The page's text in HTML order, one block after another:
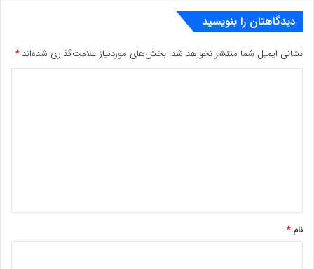
اهل تسنن تاریخ استان فارس محسوب می‌شود، سوابقی از
جمله رییس اداره فرهنگ و ارشاد اسلامی اوز، عضو هیات
اجرایی پایتخت کتاب ایران، مدرس دانشگاه و مدیرعامل
دیدگاهتان را بنویسید
نشانی ایمیل شما منتشر نخواهد شد. بخش‌های موردنیاز علامت‌گذاری شده‌اند*
نام*